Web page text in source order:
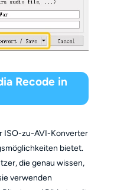
Recode in
ISO-zu-AVI-Konverter
bietet.
die genau wissen,
verwenden